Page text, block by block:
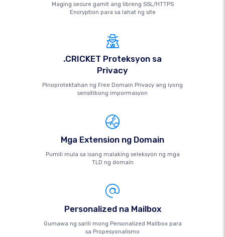
Maging secure gamit ang libreng SSL/HTTPS
Encryption para sa lahat ng site
.CRICKET Proteksyon sa
Privacy
Pinoprotektahan ng Free Domain Privacy ang iyong
sensitibong impormasyon
Mga Extension ng Domain
Pumili mula sa isang malaking seleksyon ng mga
TLD ng domain
Personalized na Mailbox
Gumawa ng sarili mong Personalized Mailbox para
sa Propesyonalismo